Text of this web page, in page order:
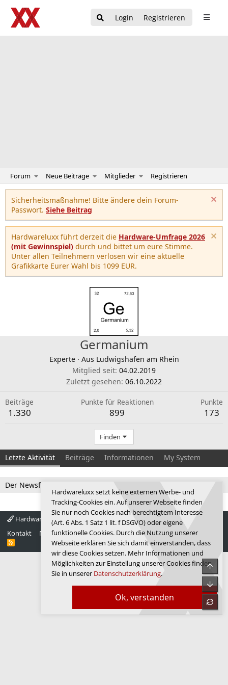
Login Registrieren
Forum Neue Beiträge Mitglieder Registrieren
Sicherheitsmaßnahme! Bitte ändere dein Forum-
Passwort. Siehe Beitrag
Hardwareluxx führt derzeit die Hardware-Umfrage 2026
(mit Gewinnspiel) durch und bittet um eure Stimme.
Unter allen Teilnehmern verlosen wir eine aktuelle
Grafikkarte Eurer Wahl bis 1099 EUR.
Germanium
Experte · Aus Ludwigshafen am Rhein
Mitglied seit 04.02.2019
Zuletzt gesehen 06.10.2022
Beiträge
1.330
Punkte für Reaktionen
899
Punkte
173
Finden
Letzte Aktivität Beiträge Informationen My System
Der Newsfeed ist zur Zeit leer.
Hardwareluxx 4.0
Deutsch
Kontakt
Nutzungsbedingungen Datenschutz Hilfe Startseite
R
Ok, verstanden
Hardwareluxx setzt keine externen Werbe- und
Tracking-Cookies ein. Auf unserer Webseite finden
Sie nur noch Cookies nach berechtigtem Interesse
(Art. 6 Abs. 1 Satz 1 lit. f DSGVO) oder eigene
funktionelle Cookies. Durch die Nutzung unserer
Webseite erklären Sie sich damit einverstanden, dass
wir diese Cookies setzen. Mehr Informationen und
Möglichkeiten zur Einstellung unserer Cookies finden
Sie in unserer Datenschutzerklärung.